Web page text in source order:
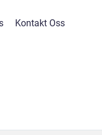
Kontakt Oss